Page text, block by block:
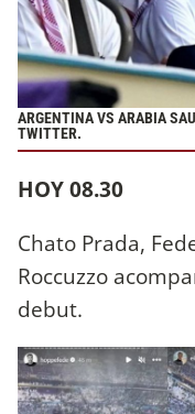
ARGENTINA VS ARABIA
TWITTER.
HOY 08.30
Chato Prada,
Roccuzzo
debut.